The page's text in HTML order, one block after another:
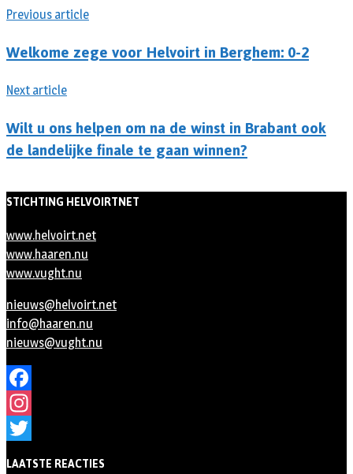
Previous article
Welkome zege voor Helvoirt in Berghem: 0-2
Next article
Wilt u ons helpen om na de winst in Brabant ook
de landelijke finale te gaan winnen?
STICHTING HELVOIRTNET
www.helvoirt.net
www.haaren.nu
www.vught.nu
nieuws@helvoirt.net
info@haaren.nu
nieuws@vught.nu
Facebook
Instagram
LAATSTE REACTIES